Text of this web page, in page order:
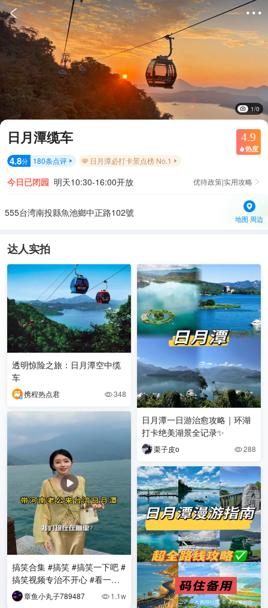
 
1/0
日月潭缆车 4.9
 热度
4.8分 180条点评  日月潭必打卡景点榜 No.1 
今日已闭园 明天10:30-16:00开放 优待政策|实用攻略 
555台湾南投縣魚池鄉中正路102號
地图·周边
达人实拍
透明惊险之旅：日月潭空中缆
车
携程热点君 348
搞笑合集 #搞笑 #搞笑一下吧 #
搞笑视频专治不开心 #看一遍
笑一遍章鱼小丸子789487  1.1w
日月潭一日游治愈攻略｜环湖
打卡绝美湖景全记录✨
栗子皮o 288